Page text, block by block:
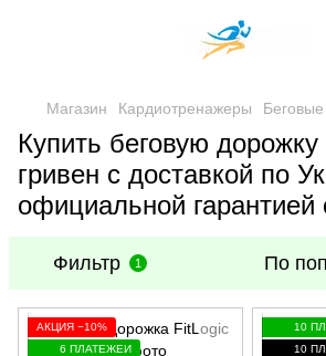
Магазин Кардиотренажеры
Купить беговую
гривен с доставкой по
официальной гарантией
Фильтр 1 По
АКЦИЯ −10%
6 ПЛАТЕЖЕЙ
10
10